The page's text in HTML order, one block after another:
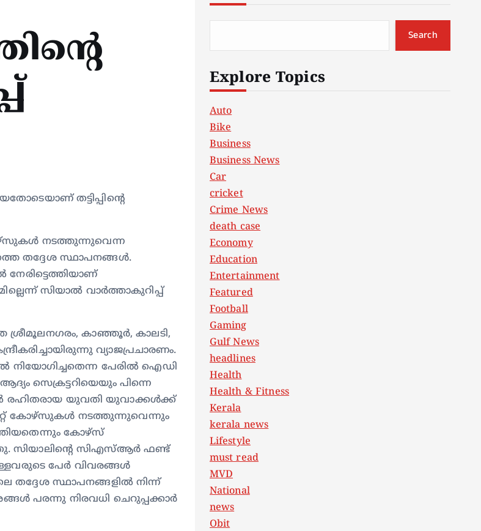
തട്ടിപ്പിന്‍റെ
നടത്തുന്നുവെന്ന
തദ്ദേശ സ്ഥാപനങ്ങള്‍.
സിയാല്‍ വാര്‍ത്താകുറിപ്പ്
ശ്രീമൂലനഗരം, കാഞ്ഞൂര്‍, കാലടി,
വ്യാജപ്രചാരണം.
നിയോഗിച്ചതെന്ന പേരില്‍ ഐഡി
സെക്രട്ടറിയെയും പിന്നെ
രഹിതരായ യുവതി യുവാക്കള്‍ക്ക്
കോഴ്സുകള്‍ നടത്തുന്നുവെന്നും
കോഴ്സ്
സിയാലിന്‍റെ സിഎസ്ആര്‍ ഫണ്ട്
പേര്‍ വിവരങ്ങള്‍
തദ്ദേശ സ്ഥാപനങ്ങളില്‍ നിന്ന്
പരന്നു നിരവധി ചെറുപ്പക്കാര്‍
Search
Explore Topics
Auto
Bike
Business
Business News
Car
cricket
Crime News
death case
Economy
Education
Entertainment
Featured
Football
Gaming
Gulf News
headlines
Health
Health & Fitness
Kerala
kerala news
Lifestyle
must read
MVD
National
news
Obit